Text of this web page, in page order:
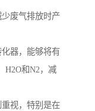
废气排放时产
器，能够将有
H2O和N2，减
视，特别是在